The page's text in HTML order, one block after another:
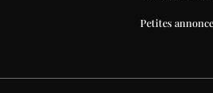
Petites